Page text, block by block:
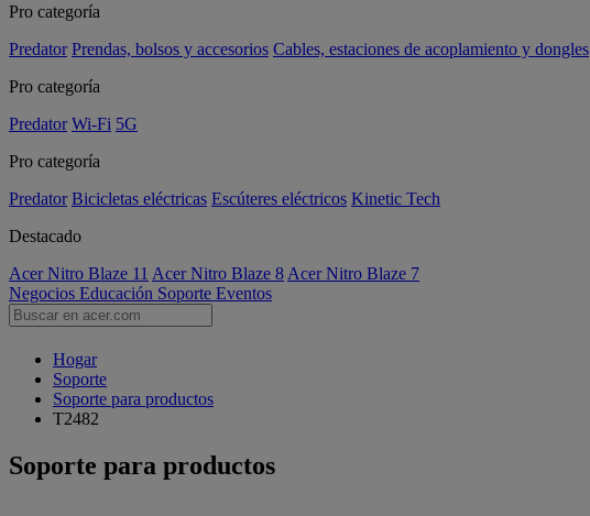
Pro categoría
Predator Prendas, bolsos y accesorios Cables, estaciones de acoplamiento y dongles
Pro categoría
Predator Wi-Fi 5G
Pro categoría
Predator Bicicletas eléctricas Escúteres eléctricos Kinetic Tech
Destacado
Acer Nitro Blaze 11 Acer Nitro Blaze 8 Acer Nitro Blaze 7
Negocios Educación Soporte Eventos
Hogar
Soporte
Soporte para productos
T2482
Soporte para productos